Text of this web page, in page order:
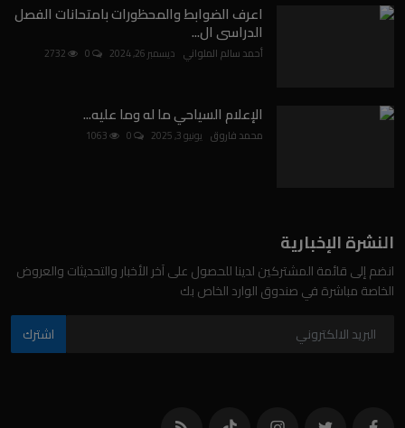
اعرف الضوابط والمحظورات بامتحانات الفصل
الدراسى ال...
أحمد سالم الملواني ديسمبر 26, 2024
الإعلام السياحي ما له وما عليه...
محمد فاروق يونيو 3, 2025
النشرة الإخبارية
انضم إلى قائمة المشتركين لدينا للحصول على آخر الأخبار والتحديثات والعروض
الخاصة مباشرة في صندوق الوارد الخاص بك
اشترك